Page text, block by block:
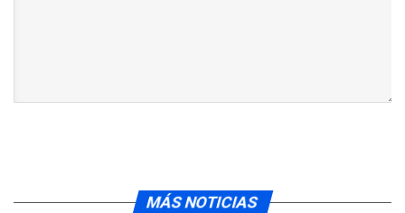
MÁS NOTICIAS